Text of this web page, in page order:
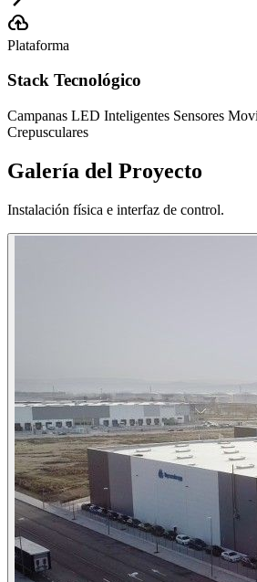
cloud_upload
Plataforma
Stack Tecnológico
Campanas LED Inteligentes Sensores
Crepusculares
Galería del Proyecto
Instalación física e interfaz de control.